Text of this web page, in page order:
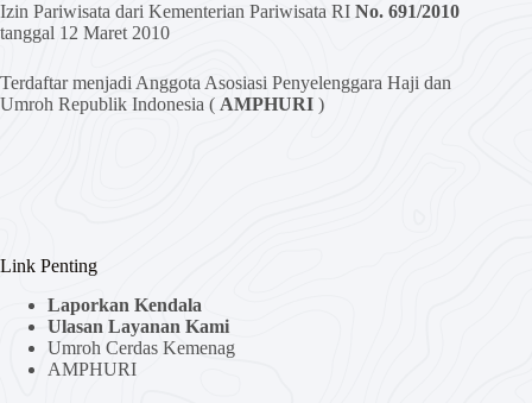
Izin Pariwisata dari Kementerian Pariwisata RI No. 691/2010
tanggal 12 Maret 2010
Terdaftar menjadi Anggota Asosiasi Penyelenggara Haji dan
Umroh Republik Indonesia ( AMPHURI )
Link Penting
Laporkan Kendala
Ulasan Layanan Kami
Umroh Cerdas Kemenag
AMPHURI